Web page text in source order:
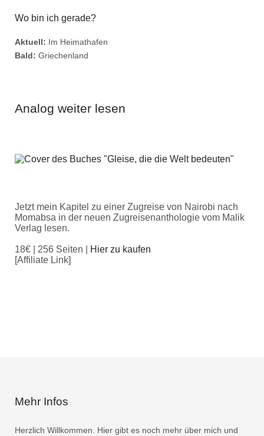
Wo bin ich gerade?
Aktuell: Im Heimathafen
Bald: Griechenland
Analog weiter lesen
Jetzt mein Kapitel zu einer Zugreise von Nairobi nach
Momabsa in der neuen Zugreisenanthologie vom Malik
Verlag lesen.
18€ | 256 Seiten |
Hier zu kaufen
[Affiliate Link]
Mehr Infos
Herzlich Willkommen. Hier gibt es noch mehr über mich und